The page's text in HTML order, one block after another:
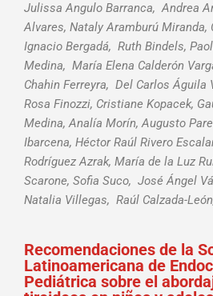
Julissa Angulo Barranca, Andrea
Alvares, Nataly Aramburú Miranda,
Ignacio Bergadá, Ruth Bindels,
Medina, María Elena Calderón
Chahin Ferreyra, Del Carlos Águila
Rosa Finozzi, Cristiane Kopacek,
Medina, Analía Morín, Augusto
Ibarcena, Héctor Raúl Rivero
Rodríguez Azrak, María de la Luz
Scarone, Sofia Suco, José Ángel
Natalia Villegas, Raúl Calzada-
Recomendaciones de la
Latinoamericana de
Pediátrica sobre el